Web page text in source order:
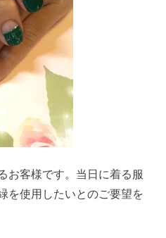
お客様です。当日に着る服
を使用したいとのご要望を